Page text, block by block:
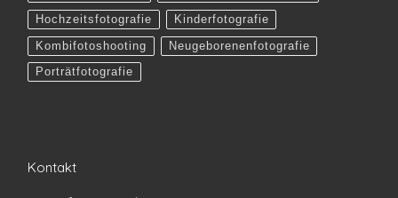
Hochzeitsfotografie Kinderfotografie
Kombifotoshooting Neugeborenenfotografie
Porträtfotografie
Kontakt